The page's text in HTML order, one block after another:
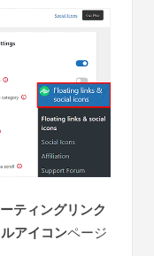
ティングリンク
アイコンページ